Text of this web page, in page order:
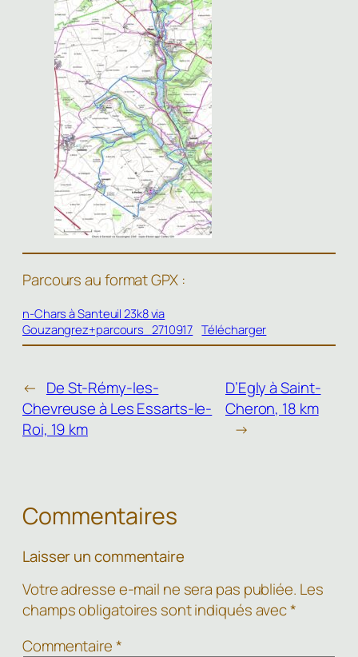
Parcours au format GPX :
n-Chars à Santeuil 23k8 via
Gouzangrez+parcours_2710917 Télécharger
← De St-Rémy-les-
Chevreuse à Les Essarts-le-
Roi, 19 km
D’Egly à Saint-
Cheron, 18 km
→
Commentaires
Laisser un commentaire
Votre adresse e-mail ne sera pas publiée. Les
champs obligatoires sont indiqués avec*
Commentaire*